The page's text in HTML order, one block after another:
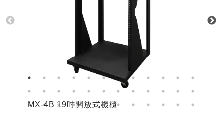
MX-4B 19吋開放式機櫃